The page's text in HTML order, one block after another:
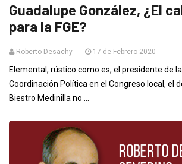
Guadalupe González, ¿El
para la FGE?
Roberto Desachy 17 de Febrero 2020
Elemental, rústico como es, el presidente de
Coordinación Política en el Congreso local, el
Biestro Medinilla no ...